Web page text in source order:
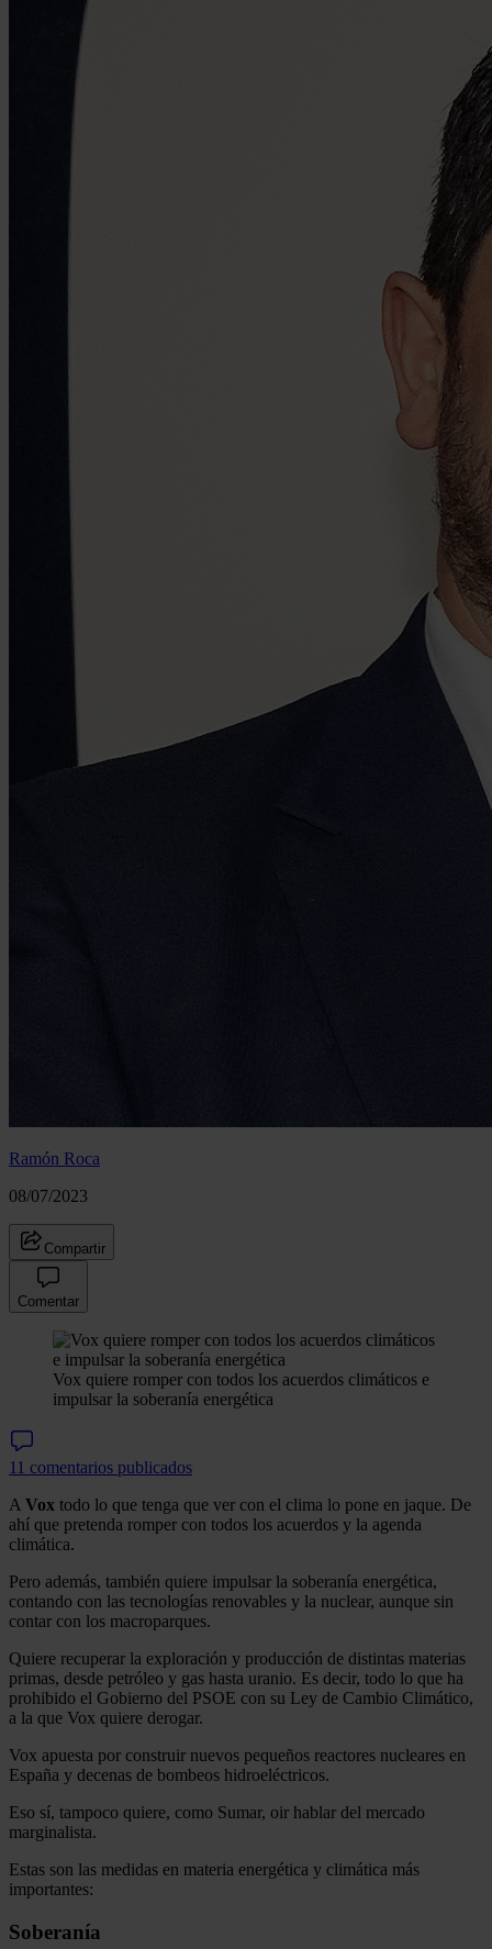
Ramón Roca
08/07/2023
Compartir
Comentar
Vox quiere romper con todos los acuerdos climáticos e
impulsar la soberanía energética
11 comentarios publicados
A Vox todo lo que tenga que ver con el clima lo pone en jaque. De
ahí que pretenda romper con todos los acuerdos y la agenda
climática.
Pero además, también quiere impulsar la soberanía energética,
contando con las tecnologías renovables y la nuclear, aunque sin
contar con los macroparques.
Quiere recuperar la exploración y producción de distintas materias
primas, desde petróleo y gas hasta uranio. Es decir, todo lo que ha
prohibido el Gobierno del PSOE con su Ley de Cambio Climático,
a la que Vox quiere derogar.
Vox apuesta por construir nuevos pequeños reactores nucleares en
España y decenas de bombeos hidroeléctricos.
Eso sí, tampoco quiere, como Sumar, oir hablar del mercado
marginalista.
Estas son las medidas en materia energética y climática más
importantes:
Soberanía